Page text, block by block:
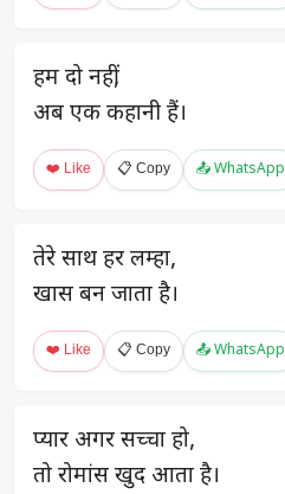
हम दो नहीं,
अब एक कहानी हैं।
❤️ Like 📋 Copy 📤 WhatsApp
तेरे साथ हर लम्हा,
खास बन जाता है।
❤️ Like 📋 Copy 📤 WhatsApp
प्यार अगर सच्चा हो,
तो रोमांस खुद आता है।